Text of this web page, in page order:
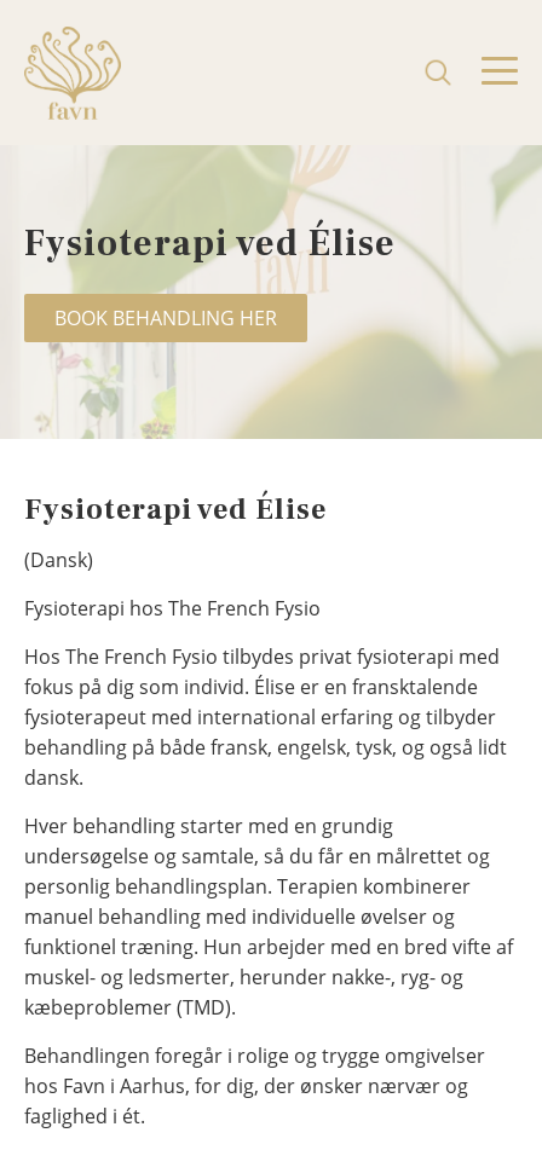
Fysioterapi ved Élise
BOOK BEHANDLING HER
Fysioterapi ved Élise
(Dansk)
Fysioterapi hos The French Fysio
Hos The French Fysio tilbydes privat fysioterapi med
fokus på dig som individ. Élise er en fransktalende
fysioterapeut med international erfaring og tilbyder
behandling på både fransk, engelsk, tysk, og også lidt
dansk.
Hver behandling starter med en grundig
undersøgelse og samtale, så du får en målrettet og
personlig behandlingsplan. Terapien kombinerer
manuel behandling med individuelle øvelser og
funktionel træning. Hun arbejder med en bred vifte af
muskel- og ledsmerter, herunder nakke-, ryg- og
kæbeproblemer (TMD).
Behandlingen foregår i rolige og trygge omgivelser
hos Favn i Aarhus, for dig, der ønsker nærvær og
faglighed i ét.